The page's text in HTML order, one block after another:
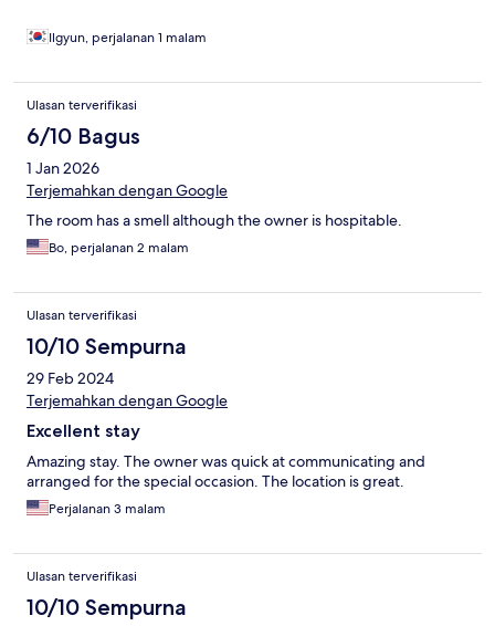
Ilgyun, perjalanan 1 malam
Ulasan terverifikasi
6/10 Bagus
1 Jan 2026
Terjemahkan dengan Google
The room has a smell although the owner is hospitable.
Bo, perjalanan 2 malam
Ulasan terverifikasi
10/10 Sempurna
29 Feb 2024
Terjemahkan dengan Google
Excellent stay
Amazing stay. The owner was quick at communicating and
arranged for the special occasion. The location is great.
Perjalanan 3 malam
Ulasan terverifikasi
10/10 Sempurna